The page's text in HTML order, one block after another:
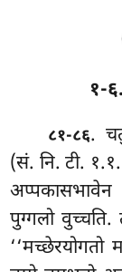
१-
८१-८६.
(सं. नि. टी.
अप्पकासभावेन
पुग्गलो वुच्चति.
‘‘मच्छेरयोगतो